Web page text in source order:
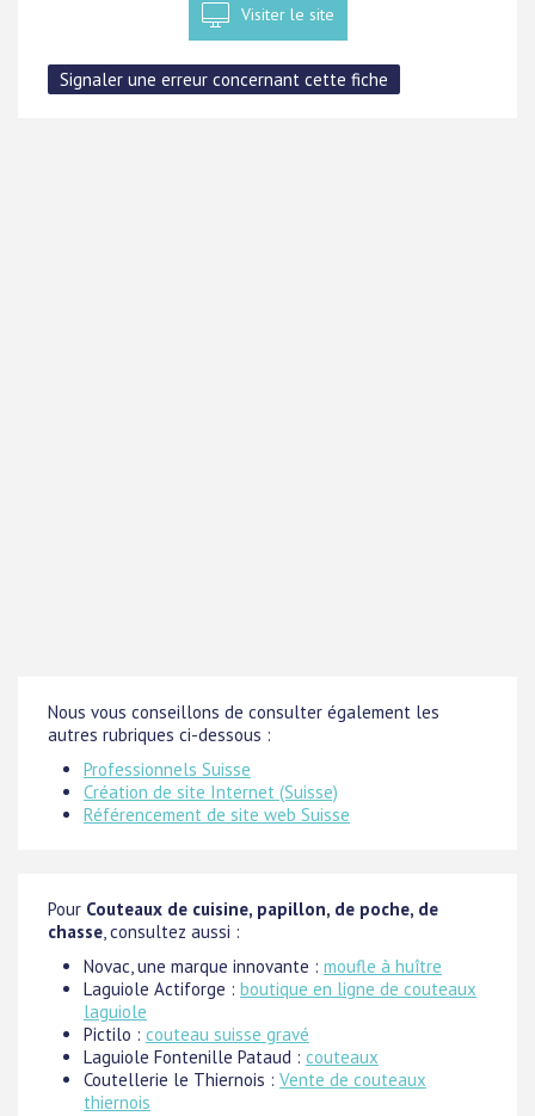
Visiter le site
Nous vous conseillons de consulter également les
autres rubriques ci-dessous :
Professionnels Suisse
Création de site Internet (Suisse)
Référencement de site web Suisse
Pour Couteaux de cuisine, papillon, de poche, de
chasse, consultez aussi :
Novac, une marque innovante : moufle à huître
Laguiole Actiforge : boutique en ligne de couteaux
laguiole
Pictilo : couteau suisse gravé
Laguiole Fontenille Pataud : couteaux
Coutellerie le Thiernois : Vente de couteaux
thiernois